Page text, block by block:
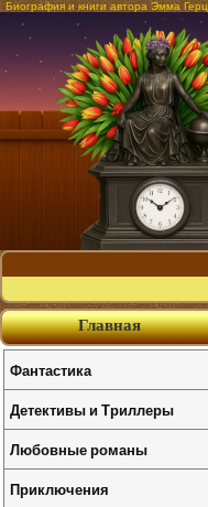
Биография и книги автора Эмма Герц
Главная
Фантастика
Детективы и Триллеры
Любовные романы
Приключения